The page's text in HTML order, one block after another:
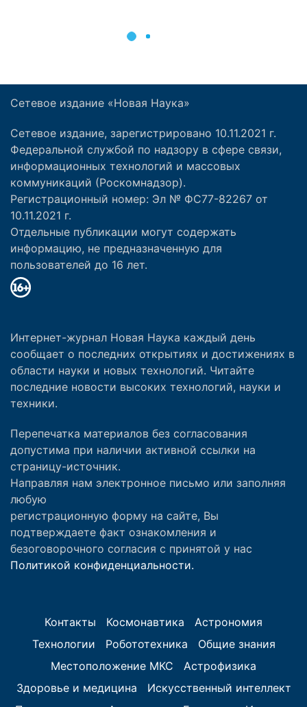
Сетевое издание «Новая Наука»
Сетевое издание, зарегистрировано 10.11.2021 г.
Федеральной службой по надзору в сфере связи,
информационных технологий и массовых
коммуникаций (Роскомнадзор).
Регистрационный номер: Эл № ФС77-82267 от
10.11.2021 г.
Отдельные публикации могут содержать
информацию, не предназначенную для
пользователей до 16 лет.
Интернет-журнал Новая Наука каждый день
сообщает о последних открытиях и достижениях в
области науки и новых технологий. Читайте
последние новости высоких технологий, науки и
техники.
Перепечатка материалов без согласования
допустима при наличии активной ссылки на
страницу-источник.
Направляя нам электронное письмо или заполняя
любую
регистрационную форму на сайте, Вы
подтверждаете факт ознакомления и
безоговорочного согласия с принятой у нас
Политикой конфиденциальности.
Контакты Космонавтика
Астрономия
Технологии
Робототехника
Общие знания
Местоположение МКС
Астрофизика
Здоровье и медицина
Искусственный интеллект